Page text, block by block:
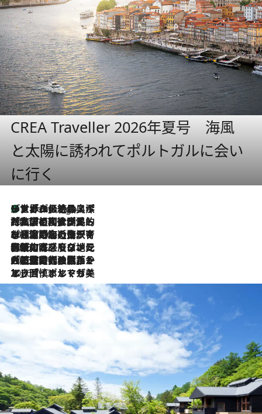
CREA Traveller 2026年夏号 海風
と太陽に誘われてポルトガルに会い
に行く
7 Hours Ago
リスボンの絶品スイーツ「パステル・デ・ナタ」とは？ポルトガル伝統の奥深い世界へ
2026.7.27
「私の祖国はポルトガル語です」国民的詩人フェルナンド・ペソアと、彼が愛した文学の街を歩く
2026.7.26
ポルトガル近海が育む極上の海の幸。キリリと冷えた白ワインと愉しむ、シーフード専門店の贅沢
2026.7.22
伝統の味をモダンに昇華。高感度な地元客が集う、リスボンの最旬ガストロノミー
2026.7.21
大航海時代の栄華から、震災、独裁、そして革命へ。ポルトガル・首都リスボンの石畳に刻まれた「歴史の光と影」
2026.7.13
エッセイ・ヤマザキマリ「慎ましくも美しき国 ポルトガル」